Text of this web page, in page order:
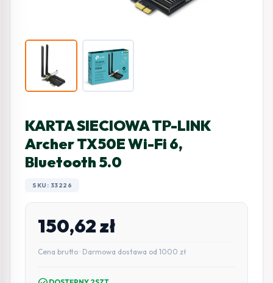
KARTA SIECIOWA TP-LINK
Archer TX50E Wi-Fi 6,
Bluetooth 5.0
SKU: 33226
150,62zł
Cena brutto · Darmowa dostawa od 1000 zł